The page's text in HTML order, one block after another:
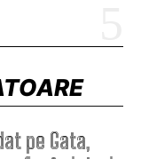
pe Gata,